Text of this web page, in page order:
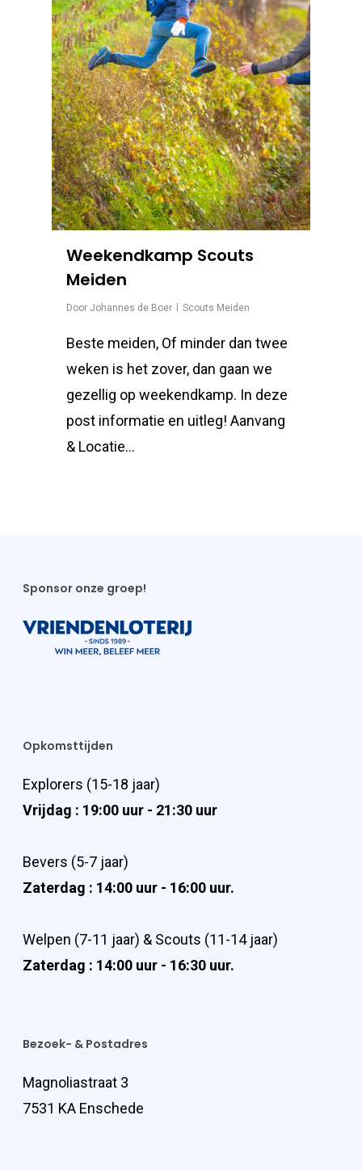
Weekendkamp Scouts
Meiden
Door Johannes de Boer Scouts Meiden
Beste meiden, Of minder dan twee
weken is het zover, dan gaan we
gezellig op weekendkamp. In deze
post informatie en uitleg! Aanvang
& Locatie…
Sponsor onze groep!
Opkomsttijden
Explorers (15-18 jaar)
Vrijdag : 19:00 uur - 21:30 uur
Bevers (5-7 jaar)
Zaterdag : 14:00 uur - 16:00 uur.
Welpen (7-11 jaar) & Scouts (11-14 jaar)
Zaterdag : 14:00 uur - 16:30 uur.
Bezoek- & Postadres
Magnoliastraat 3
7531 KA Enschede